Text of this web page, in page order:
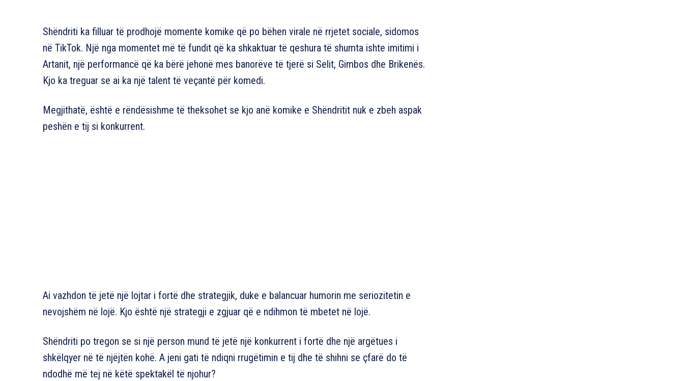
Shëndriti ka filluar të prodhojë momente komike që po bëhen virale në rrjetet sociale, sidomos
në TikTok. Një nga momentet më të fundit që ka shkaktuar të qeshura të shumta ishte imitimi i
Artanit, një performancë që ka bërë jehonë mes banorëve të tjerë si Selit, Gimbos dhe Brikenës.
Kjo ka treguar se ai ka një talent të veçantë për komedi.
Megjithatë, është e rëndësishme të theksohet se kjo anë komike e Shëndritit nuk e zbeh aspak
peshën e tij si konkurrent.
Ai vazhdon të jetë një lojtar i fortë dhe strategjik, duke e balancuar humorin me seriozitetin e
nevojshëm në lojë. Kjo është një strategji e zgjuar që e ndihmon të mbetet në lojë.
Shëndriti po tregon se si një person mund të jetë një konkurrent i fortë dhe një argëtues i
shkëlqyer në të njëjtën kohë. A jeni gati të ndiqni rrugëtimin e tij dhe të shihni se çfarë do të
ndodhë më tej në këtë spektakël të njohur?